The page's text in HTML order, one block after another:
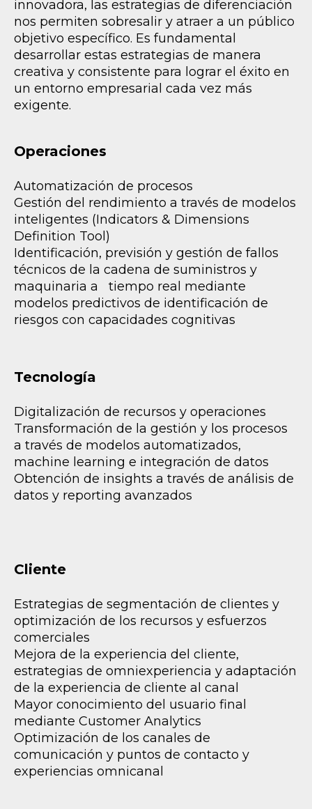
innovadora, las estrategias de diferenciación
nos permiten sobresalir y atraer a un público
objetivo específico. Es fundamental
desarrollar estas estrategias de manera
creativa y consistente para lograr el éxito en
un entorno empresarial cada vez más
exigente.
Operaciones
Automatización de procesos
Gestión del rendimiento a través de modelos
inteligentes (Indicators & Dimensions
Definition Tool)
Identificación, previsión y gestión de fallos
técnicos de la cadena de suministros y
maquinaria a tiempo real mediante
modelos predictivos de identificación de
riesgos con capacidades cognitivas
Tecnología
Digitalización de recursos y operaciones
Transformación de la gestión y los procesos
a través de modelos automatizados,
machine learning e integración de datos
Obtención de insights a través de análisis de
datos y reporting avanzados
Cliente
Estrategias de segmentación de clientes y
optimización de los recursos y esfuerzos
comerciales
Mejora de la experiencia del cliente,
estrategias de omniexperiencia y adaptación
de la experiencia de cliente al canal
Mayor conocimiento del usuario final
mediante Customer Analytics
Optimización de los canales de
comunicación y puntos de contacto y
experiencias omnicanal